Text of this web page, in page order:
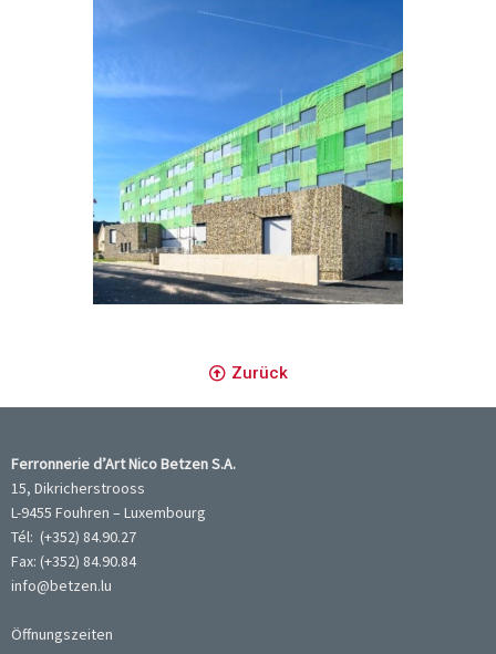
Zurück
Ferronnerie d’Art Nico Betzen S.A.
15, Dikricherstrooss
L-9455 Fouhren – Luxembourg
Tél: (+352) 84.90.27
Fax: (+352) 84.90.84
info@betzen.lu
Öffnungszeiten